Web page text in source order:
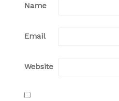
Name
Email
Website